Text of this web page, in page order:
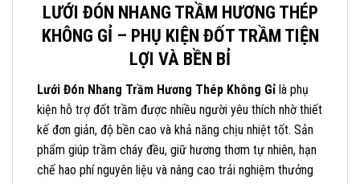
LƯỚI ĐÓN NHANG TRẦM HƯƠNG THÉP
KHÔNG GỈ – PHỤ KIỆN ĐỐT TRẦM TIỆN
LỢI VÀ BỀN BỈ
Lưới Đón Nhang Trầm Hương Thép Không Gỉ là phụ
kiện hỗ trợ đốt trầm được nhiều người yêu thích nhờ thiết
kế đơn giản, độ bền cao và khả năng chịu nhiệt tốt. Sản
phẩm giúp trầm cháy đều, giữ hương thơm tự nhiên, hạn
chế hao phí nguyên liệu và nâng cao trải nghiệm thưởng